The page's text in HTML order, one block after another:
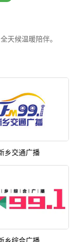
天候温暖陪伴。
乡交通广播
乡综合广播